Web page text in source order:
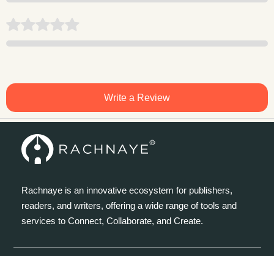
Write a Review
Rachnaye is an innovative ecosystem for publishers,
readers, and writers, offering a wide range of tools and
services to Connect, Collaborate, and Create.